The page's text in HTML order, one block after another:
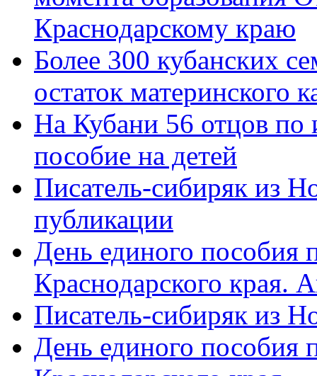
Краснодарскому краю
Более 300 кубанских
остаток материнского
На Кубани 56 отцов по
пособие на детей
Писатель-сибиряк из
публикации
День единого пособия
Краснодарского края.
Писатель-сибиряк из
День единого пособия